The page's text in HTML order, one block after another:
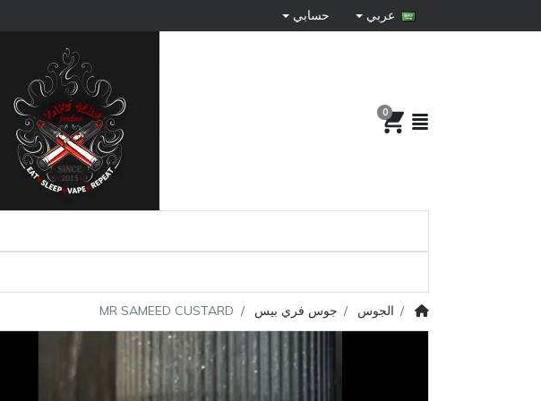
عربي حسابي
0
الجوس جوس فري بيس MR SAMEED CUSTARD